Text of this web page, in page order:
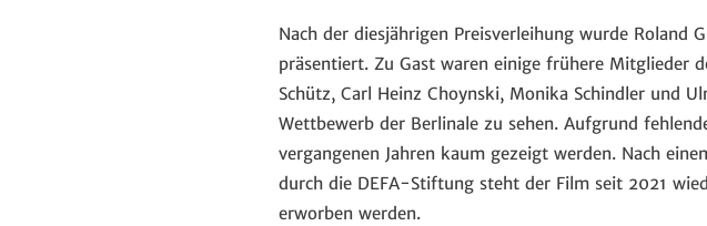
Nach der diesjährigen Preisverleihung wurde Roland
präsentiert. Zu Gast waren einige frühere Mitglieder
Schütz, Carl Heinz Choynski, Monika Schindler und
Wettbewerb der Berlinale zu sehen. Aufgrund
vergangenen Jahren kaum gezeigt werden. Nach
durch die DEFA-Stiftung steht der Film seit 2021
erworben werden.